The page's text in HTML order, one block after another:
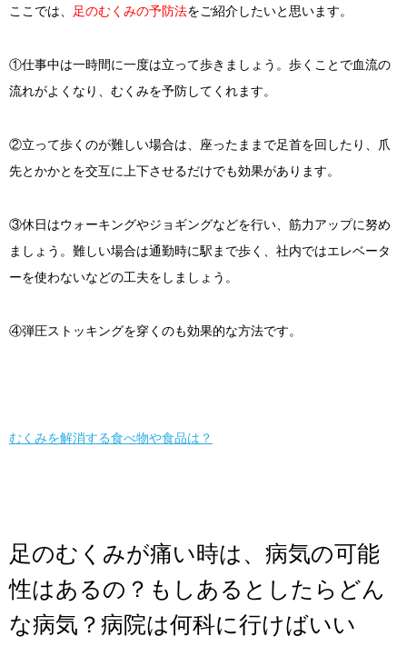
ここでは、 足のむくみの予防法をご紹介したいと思います。
①仕事中は一時間に一度は立って歩きましょう。歩くことで血流の
流れがよくなり、むくみを予防してくれます。
②立って歩くのが難しい場合は、座ったままで足首を回したり、爪
先とかかとを交互に上下させるだけでも効果があります。
③休日はウォーキングやジョギングなどを行い、筋力アップに努め
ましょう。難しい場合は通勤時に駅まで歩く、社内ではエレベータ
ーを使わないなどの工夫をしましょう。
④弾圧ストッキングを穿くのも効果的な方法です。
むくみを解消する食べ物や食品は？
足のむくみが痛い時は、病気の可能
性はあるの？もしあるとしたらどん
な病気？病院は何科に行けばいい